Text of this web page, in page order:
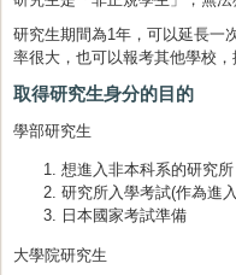
研究生期間為1年，可以延長一
率很大，也可以報考其他學校，
取得研究生身分的目的
學部研究生
想進入非本科系的研究所
研究所入學考試(作為進
日本國家考試準備
大學院研究生